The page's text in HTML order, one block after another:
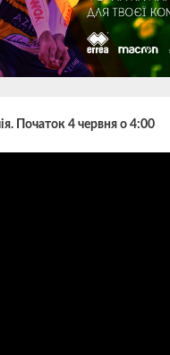
Початок 4 червня о 4:00